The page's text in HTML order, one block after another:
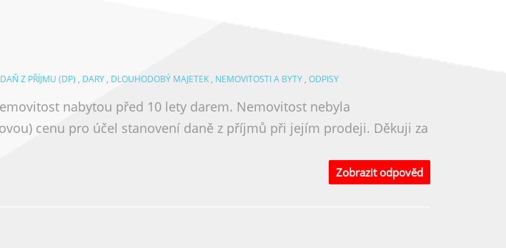
DAŇ Z PŘÍJMU (DP) , DARY , DLOUHODOBÝ MAJETEK , NEMOVITOSTI A BYTY , ODPISY
nabytou před 10 lety darem. Nemovitost nebyla
cenu pro účel stanovení daně z příjmů při jejím prodeji. Děkuji za
Zobrazit odpověd